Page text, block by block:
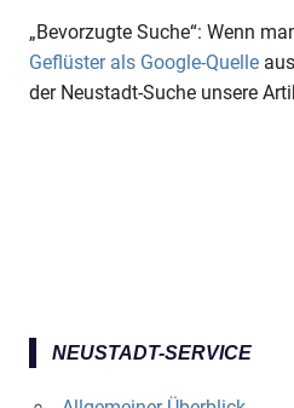
„Bevorzugte Suche“: Wenn
Geflüster als Google-Quelle
der Neustadt-Suche unsere
NEUSTADT-SERVICE